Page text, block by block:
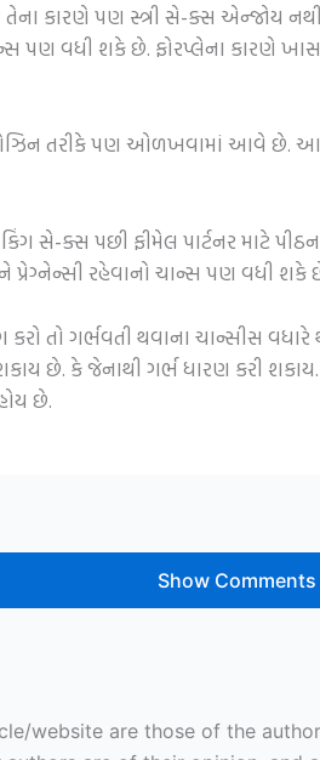
કારણે પણ સ્ત્રી સે-ક્સ એન્જોય
પણ વધી શકે છે. ફોરપ્લેના કારણે ખાસ
તરીકે પણ ઓળખવામાં આવે છે. આ
સે-ક્સ પછી ફીમેલ પાર્ટનર માટે
પ્રેગ્નેન્સી રહેવાનો ચાન્સ પણ વધી શકે
તો ગર્ભવતી થવાના ચાન્સીસ
છે. કે જેનાથી ગર્ભ ધારણ કરી
છે.
Show Comments
website are those of the